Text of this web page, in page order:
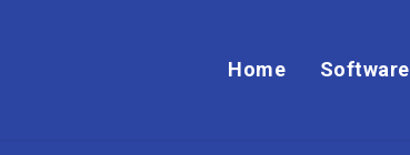
Home Software